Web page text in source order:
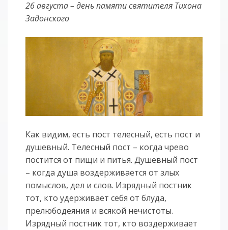
26 августа – день памяти святителя Тихона
Задонского
Как видим, есть пост телесный, есть пост и
душевный. Телесный пост – когда чрево
постится от пищи и питья. Душевный пост
– когда душа воздерживается от злых
помыслов, дел и слов. Изрядный постник
тот, кто удерживает себя от блуда,
прелюбодеяния и всякой нечистоты.
Изрядный постник тот, кто воздерживает